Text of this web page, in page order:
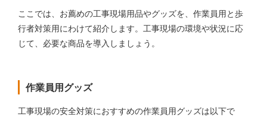
ここでは、お薦めの工事現場用品やグッズを、作業員用と歩
行者対策用にわけて紹介します。工事現場の環境や状況に応
じて、必要な商品を導入しましょう。
作業員用グッズ
工事現場の安全対策におすすめの作業員用グッズは以下で